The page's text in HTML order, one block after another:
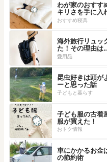
わが家のおすす
キリさを手に入
おすすめ寝具
海外旅行リュッ
た！その理由は
愛用品
昆虫好きは頭が
ーと思った話
子どもと暮らす
子ども服の古着
服が買えた！
おトク情報
車にかかるお金
の節約術